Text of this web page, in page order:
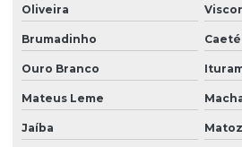
Talha elétrica para ponte rolante
Talhas elétricas de cabo de aço
Talhas elétricas de cabo de aço swf
Talhas elétricas de corrente swf
Topografia caminho de rolamento
Oliveira
Brumadinho Caeté
Ouro Branco
Mateus Leme
Jaíba